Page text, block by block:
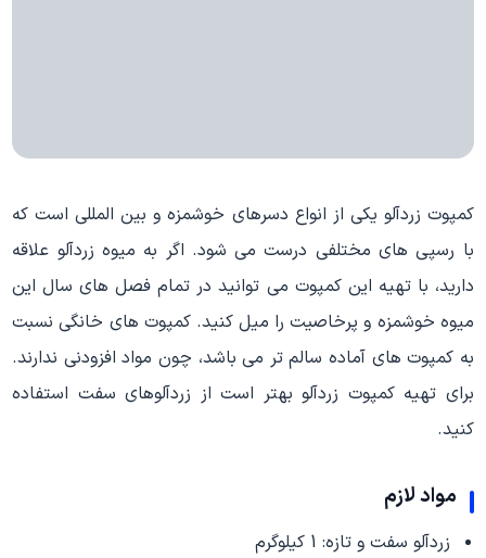
کمپوت زردآلو یکی از انواع دسرهای خوشمزه و بین المللی است که
با رسپی های مختلفی درست می شود. اگر به میوه زردآلو علاقه
دارید، با تهیه این کمپوت می توانید در تمام فصل های سال این
میوه خوشمزه و پرخاصیت را میل کنید. کمپوت های خانگی نسبت
به کمپوت های آماده سالم تر می باشد، چون مواد افزودنی ندارند.
برای تهیه کمپوت زردآلو بهتر است از زردآلوهای سفت استفاده
کنید.
مواد لازم
زردآلو سفت و تازه: 1 کیلوگرم